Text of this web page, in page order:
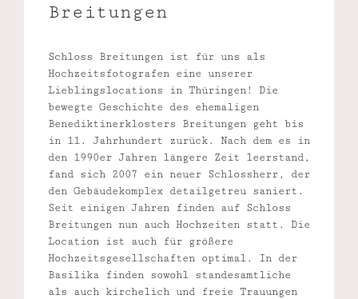
Breitungen
Schloss Breitungen ist für uns als
Hochzeitsfotografen eine unserer
Lieblingslocations in Thüringen! Die
bewegte Geschichte des ehemaligen
Benediktinerklosters Breitungen geht bis
in 11. Jahrhundert zurück. Nach dem es in
den 1990er Jahren längere Zeit leerstand,
fand sich 2007 ein neuer Schlossherr, der
den Gebäudekomplex detailgetreu saniert.
Seit einigen Jahren finden auf Schloss
Breitungen nun auch Hochzeiten statt. Die
Location ist auch für größere
Hochzeitsgesellschaften optimal. In der
Basilika finden sowohl standesamtliche
als auch kirchelich und freie Trauungen